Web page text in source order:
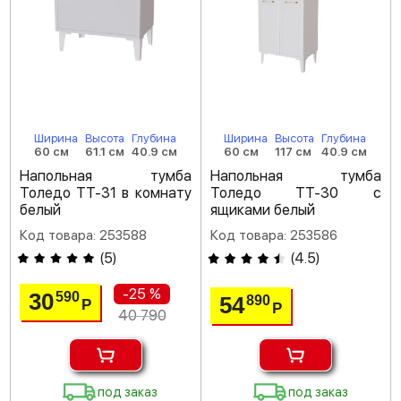
Ширина
60 см
Высота
61.1 см
Глубина
40.9 см
Напольная тумба
Толедо ТТ-31 в комнату
белый
Код товара: 253588
(5)
30590 Р
-25 %
40 790
под заказ
Ширина
60 см
Высота
117 см
Глубина
40.9 см
Напольная тумба
Толедо ТТ-30 с
ящиками белый
Код товара: 253586
(4.5)
54890 Р
под заказ